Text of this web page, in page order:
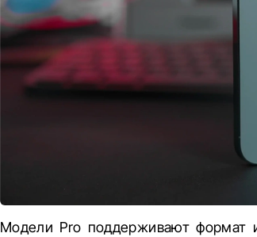
Модели Pro поддерживают формат